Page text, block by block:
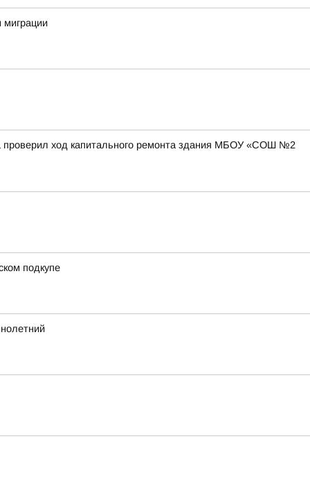
миграции
проверил ход капитального ремонта здания МБОУ «СОШ №2
подкупе